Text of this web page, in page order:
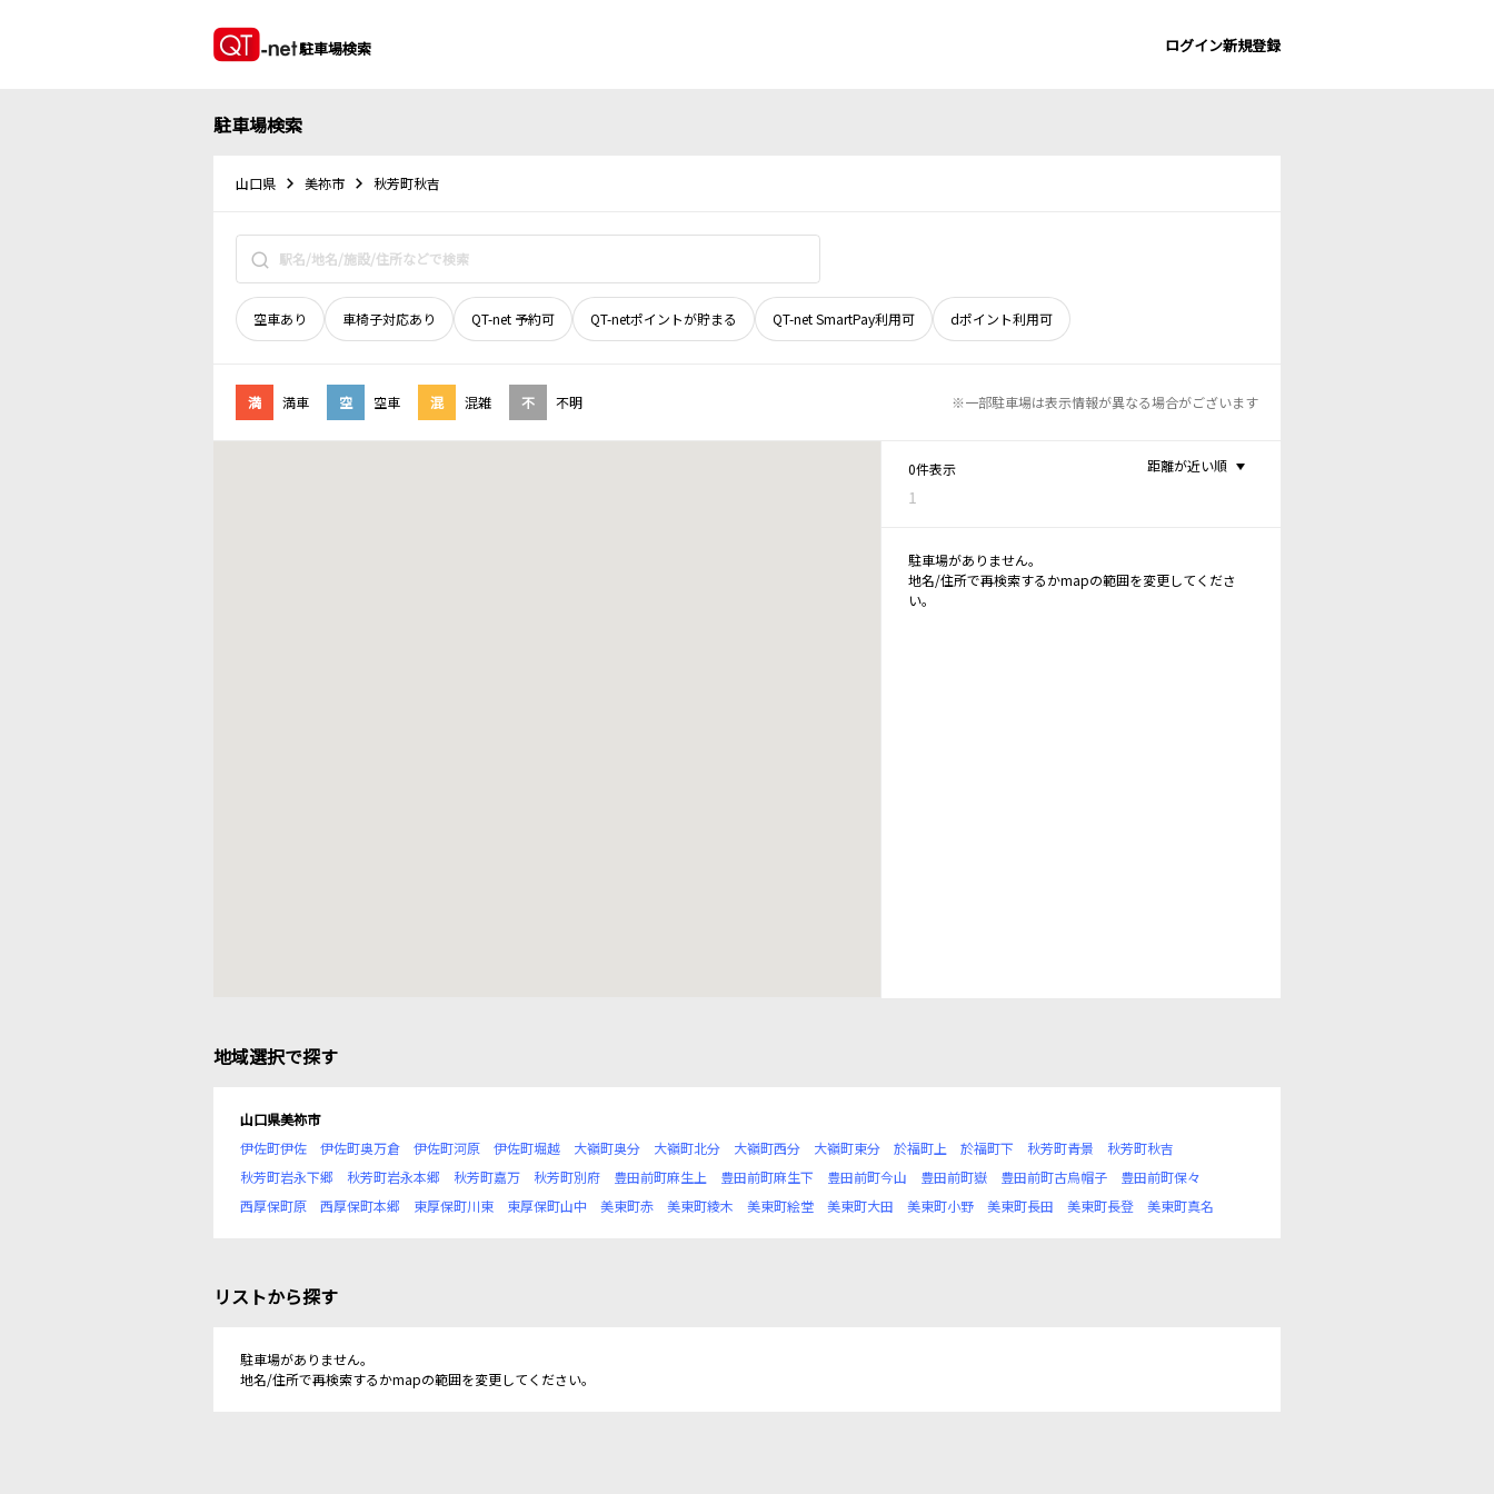
駐車場検索 ログイン新規登録
駐車場検索
山口県 美祢市 秋芳町秋吉
空車あり 車椅子対応あり QT-net 予約可 QT-netポイントが貯まる QT-net SmartPay利用可 dポイント利用可
満 満車 空 空車 混 混雑 不 不明 ※一部駐車場は表示情報が異なる場合がございます
0件表示
1
距離が近い順
駐車場がありません。
地名/住所で再検索するかmapの範囲を変更してくださ
い。
地域選択で探す
山口県美祢市
伊佐町伊佐
伊佐町奥万倉 伊佐町河原 伊佐町堀越 大嶺町奥分 大嶺町北分 大嶺町西分 大嶺町東分 於福町上 於福町下 秋芳町青景
秋芳町秋吉
秋芳町岩永下郷
秋芳町岩永本郷 秋芳町嘉万 秋芳町別府 豊田前町麻生上 豊田前町麻生下 豊田前町今山 豊田前町嶽 豊田前町古烏帽子
豊田前町保々
西厚保町原
西厚保町本郷 東厚保町川東 東厚保町山中 美東町赤 美東町綾木 美東町絵堂 美東町大田 美東町小野 美東町長田 美東町長登 美東町真名
リストから探す
駐車場がありません。
地名/住所で再検索するかmapの範囲を変更してください。